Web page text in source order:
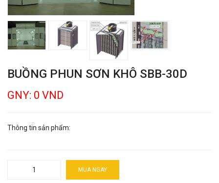
BUỒNG PHUN SƠN KHÔ SBB-30D
GNY: 0 VND
Thông tin sản phẩm:
MUA NGAY